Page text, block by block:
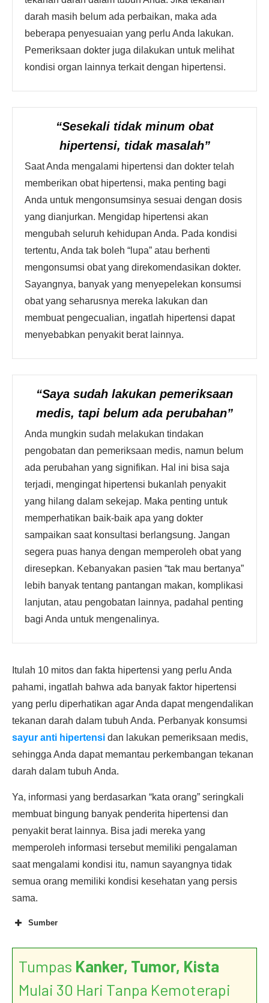
darah masih belum ada perbaikan, maka ada
beberapa penyesuaian yang perlu Anda lakukan.
Pemeriksaan dokter juga dilakukan untuk melihat
kondisi organ lainnya terkait dengan hipertensi.
“Sesekali tidak minum obat
hipertensi, tidak masalah”
Saat Anda mengalami hipertensi dan dokter telah
memberikan obat hipertensi, maka penting bagi
Anda untuk mengonsumsinya sesuai dengan dosis
yang dianjurkan. Mengidap hipertensi akan
mengubah seluruh kehidupan Anda. Pada kondisi
tertentu, Anda tak boleh “lupa” atau berhenti
mengonsumsi obat yang direkomendasikan dokter.
Sayangnya, banyak yang menyepelekan konsumsi
obat yang seharusnya mereka lakukan dan
membuat pengecualian, ingatlah hipertensi dapat
menyebabkan penyakit berat lainnya.
“Saya sudah lakukan pemeriksaan
medis, tapi belum ada perubahan”
Anda mungkin sudah melakukan tindakan
pengobatan dan pemeriksaan medis, namun belum
ada perubahan yang signifikan. Hal ini bisa saja
terjadi, mengingat hipertensi bukanlah penyakit
yang hilang dalam sekejap. Maka penting untuk
memperhatikan baik-baik apa yang dokter
sampaikan saat konsultasi berlangsung. Jangan
segera puas hanya dengan memperoleh obat yang
diresepkan. Kebanyakan pasien “tak mau bertanya”
lebih banyak tentang pantangan makan, komplikasi
lanjutan, atau pengobatan lainnya, padahal penting
bagi Anda untuk mengenalinya.
Itulah 10 mitos dan fakta hipertensi yang perlu Anda
pahami, ingatlah bahwa ada banyak faktor hipertensi
yang perlu diperhatikan agar Anda dapat mengendalikan
tekanan darah dalam tubuh Anda. Perbanyak konsumsi
sayur anti hipertensi dan lakukan pemeriksaan medis,
sehingga Anda dapat memantau perkembangan tekanan
darah dalam tubuh Anda.
Ya, informasi yang berdasarkan “kata orang” seringkali
membuat bingung banyak penderita hipertensi dan
penyakit berat lainnya. Bisa jadi mereka yang
memperoleh informasi tersebut memiliki pengalaman
saat mengalami kondisi itu, namun sayangnya tidak
semua orang memiliki kondisi kesehatan yang persis
sama.
Sumber
Tumpas Kanker, Tumor, Kista
Mulai 30 Hari Tanpa Kemoterapi